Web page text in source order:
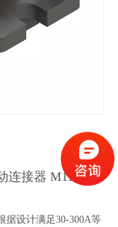
连接器 M11040M
据设计满足30-300A等